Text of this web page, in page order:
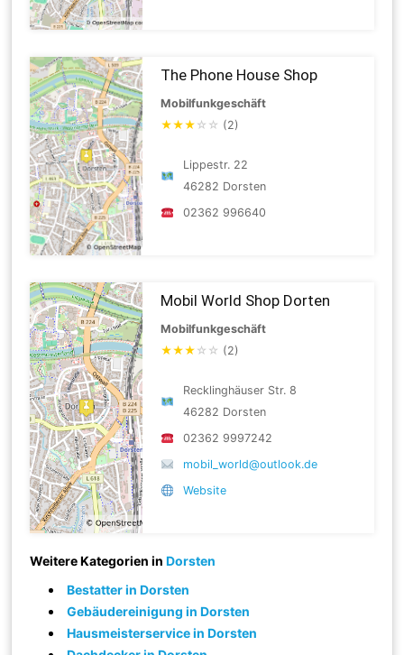
The Phone House Shop
Mobilfunkgeschäft
★★★ ☆ ☆ (2)
Lippestr. 22
46282 Dorsten
02362 996640
Mobil World Shop Dorten
Mobilfunkgeschäft
★★★ ☆ ☆ (2)
Recklinghäuser Str. 8
46282 Dorsten
02362 9997242
mobil_world@outlook.de
Website
Weitere Kategorien inDorsten
Bestatter in Dorsten
Gebäudereinigung in Dorsten
Hausmeisterservice in Dorsten